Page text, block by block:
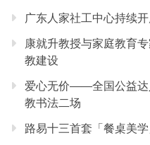
广东人家社工中心持续
康就升教授与家庭教育
教建设
爱心无价——全国公益达
教书法二场
路易十三首套「餐桌美